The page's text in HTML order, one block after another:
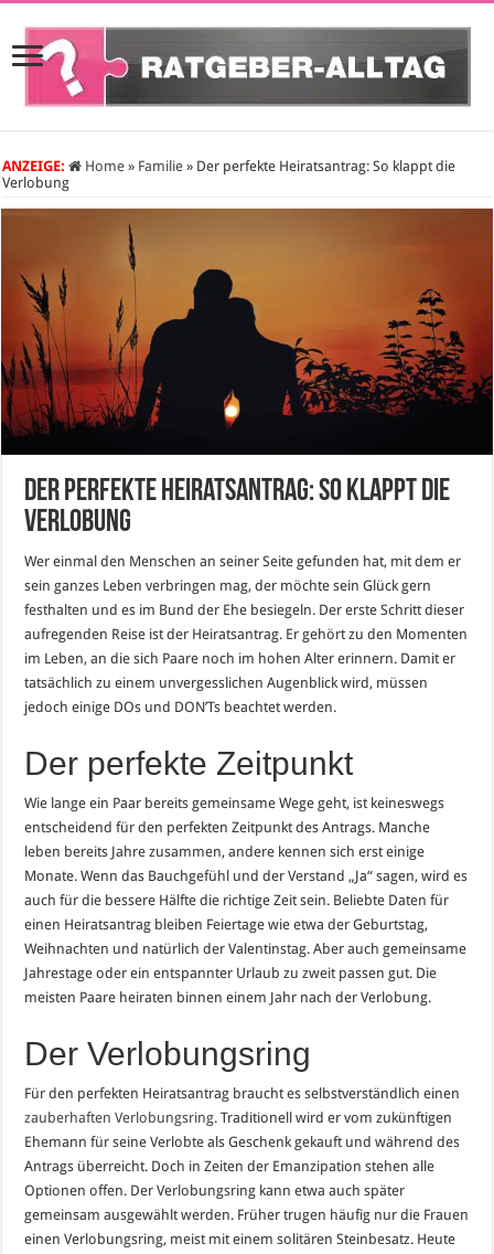
ANZEIGE: Home » Familie » Der perfekte Heiratsantrag: So klappt die
Verlobung
Der perfekte Heiratsantrag: So klappt die
Verlobung
Wer einmal den Menschen an seiner Seite gefunden hat, mit dem er
sein ganzes Leben verbringen mag, der möchte sein Glück gern
festhalten und es im Bund der Ehe besiegeln. Der erste Schritt dieser
aufregenden Reise ist der Heiratsantrag. Er gehört zu den Momenten
im Leben, an die sich Paare noch im hohen Alter erinnern. Damit er
tatsächlich zu einem unvergesslichen Augenblick wird, müssen
jedoch einige DOs und DON’Ts beachtet werden.
Der perfekte Zeitpunkt
Wie lange ein Paar bereits gemeinsame Wege geht, ist keineswegs
entscheidend für den perfekten Zeitpunkt des Antrags. Manche
leben bereits Jahre zusammen, andere kennen sich erst einige
Monate. Wenn das Bauchgefühl und der Verstand „Ja“ sagen, wird es
auch für die bessere Hälfte die richtige Zeit sein. Beliebte Daten für
einen Heiratsantrag bleiben Feiertage wie etwa der Geburtstag,
Weihnachten und natürlich der Valentinstag. Aber auch gemeinsame
Jahrestage oder ein entspannter Urlaub zu zweit passen gut. Die
meisten Paare heiraten binnen einem Jahr nach der Verlobung.
Der Verlobungsring
Für den perfekten Heiratsantrag braucht es selbstverständlich einen
zauberhaften Verlobungsring. Traditionell wird er vom zukünftigen
Ehemann für seine Verlobte als Geschenk gekauft und während des
Antrags überreicht. Doch in Zeiten der Emanzipation stehen alle
Optionen offen. Der Verlobungsring kann etwa auch später
gemeinsam ausgewählt werden. Früher trugen häufig nur die Frauen
einen Verlobungsring, meist mit einem solitären Steinbesatz. Heute